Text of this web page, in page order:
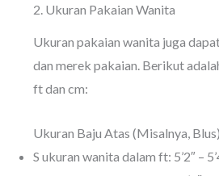
2. Ukuran Pakaian Wanita
Ukuran pakaian wanita juga
dan merek pakaian. Berikut
ft dan cm:
Ukuran Baju Atas (Misalnya, Blus)
S ukuran wanita dalam ft: 5’2″ –